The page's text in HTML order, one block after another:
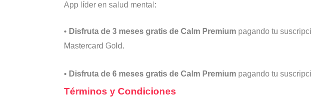
App líder en salud mental:
• Disfruta de 3 meses gratis de Calm Premium pagando tu
Mastercard Gold.
• Disfruta de 6 meses gratis de Calm Premium pagando tu
Términos y Condiciones